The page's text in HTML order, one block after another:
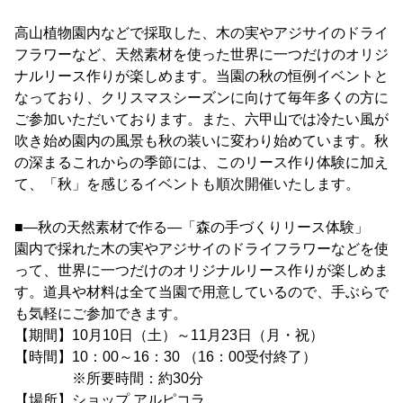
高山植物園内などで採取した、木の実やアジサイのドライ
フラワーなど、天然素材を使った世界に一つだけのオリジ
ナルリース作りが楽しめます。当園の秋の恒例イベントと
なっており、クリスマスシーズンに向けて毎年多くの方に
ご参加いただいております。また、六甲山では冷たい風が
吹き始め園内の風景も秋の装いに変わり始めています。秋
の深まるこれからの季節には、このリース作り体験に加え
て、「秋」を感じるイベントも順次開催いたします。
■―秋の天然素材で作る―「森の手づくりリース体験」
園内で採れた木の実やアジサイのドライフラワーなどを使
って、世界に一つだけのオリジナルリース作りが楽しめま
す。道具や材料は全て当園で用意しているので、手ぶらで
も気軽にご参加できます。
【期間】10月10日（土）～11月23日（月・祝）
【時間】10：00～16：30 （16：00受付終了）
※所要時間：約30分
【場所】ショップ アルピコラ